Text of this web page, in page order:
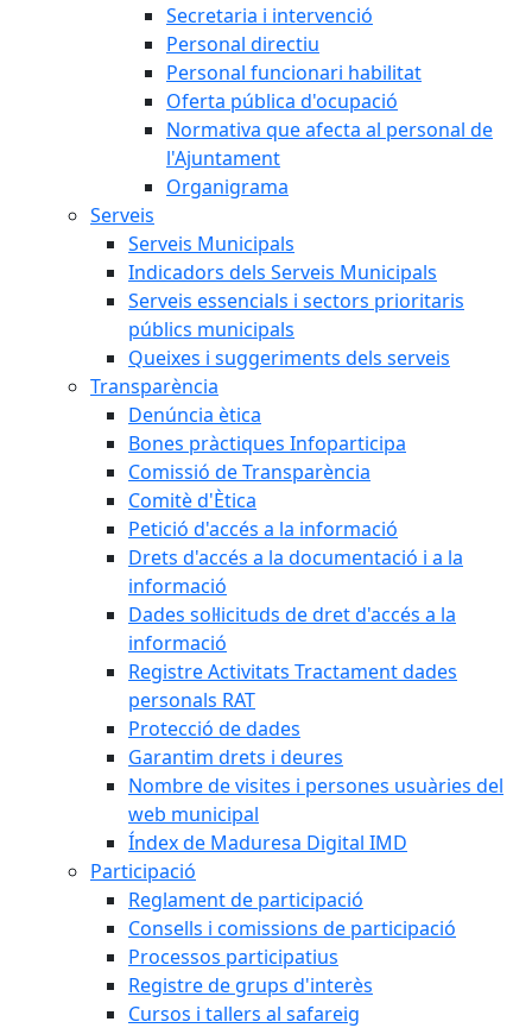
Secretaria i intervenció
Personal directiu
Personal funcionari habilitat
Oferta pública d'ocupació
Normativa que afecta al personal de
l'Ajuntament
Organigrama
Serveis
Serveis Municipals
Indicadors dels Serveis Municipals
Serveis essencials i sectors prioritaris
públics municipals
Queixes i suggeriments dels serveis
Transparència
Denúncia ètica
Bones pràctiques Infoparticipa
Comissió de Transparència
Comitè d'Ètica
Petició d'accés a la informació
Drets d'accés a la documentació i a la
informació
Dades sol·licituds de dret d'accés a la
informació
Registre Activitats Tractament dades
personals RAT
Protecció de dades
Garantim drets i deures
Nombre de visites i persones usuàries del
web municipal
Índex de Maduresa Digital IMD
Participació
Reglament de participació
Consells i comissions de participació
Processos participatius
Registre de grups d'interès
Cursos i tallers al safareig